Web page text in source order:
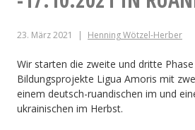
(6.-
23. März 2021 Henning Wötzel-Herber
Wir starten die zweite und dritte
Bildungsprojekte Ligua Amoris mit
einem deutsch-ruandischen im und
ukrainischen im Herbst.